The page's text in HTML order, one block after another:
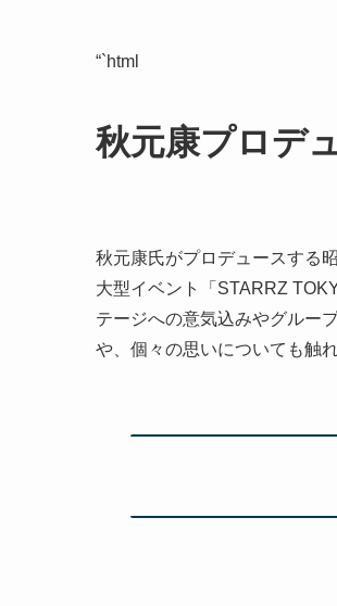
“`html
秋元康プロデ
秋元康氏がプロデュースする
大型イベント「STARRZ
テージへの意気込みやグルー
や、個々の思いについても触